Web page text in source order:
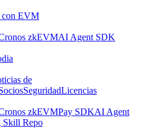
con EVM
zkEVMAI Agent SDK
de
SeguridadLicencias
zkEVMPay SDKAI Agent
Skill Repo